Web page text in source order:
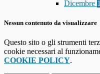
Dicembre 1
Nessun contenuto da visualizzare
Questo sito o gli strumenti
cookie necessari al
COOKIE POLICY.